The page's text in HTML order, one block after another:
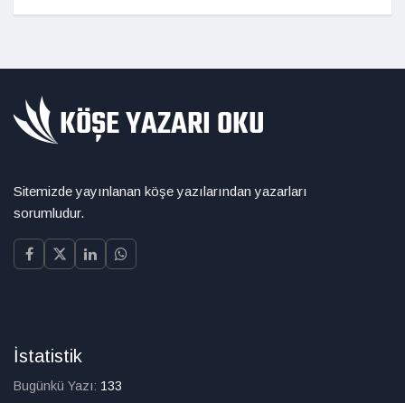
Sitemizde yayınlanan köşe yazılarından yazarları
sorumludur.
İstatistik
Bugünkü Yazı: 133